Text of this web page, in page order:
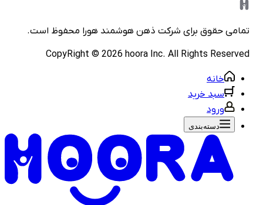
حقوق برای شرکتذهن هوشمند هورامحفوظ است.
CopyRight ©2026hoora Inc. All Rights
خانه
سبد خرید
ورود
دسته‌بندی‌